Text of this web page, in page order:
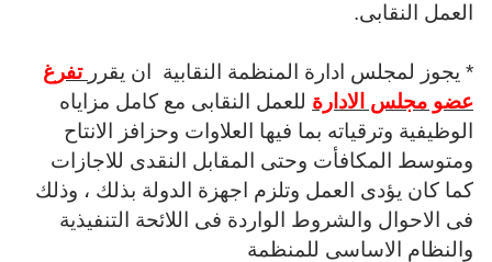
العمل النقابى.
* يجوز لمجلس ادارة المنظمة النقابية ان يقرر تفرغ
عضو مجلس الادارة للعمل النقابى مع كامل مزاياه
الوظيفية وترقياته بما فيها العلاوات وحزافز الانتاح
ومتوسط المكافأت وحتى المقابل النقدى للاجازات
كما كان يؤدى العمل وتلزم اجهزة الدولة بذلك ، وذلك
فى الاحوال والشروط الواردة فى اللائحة التنفيذية
والنظام الاساسى للمنظمة